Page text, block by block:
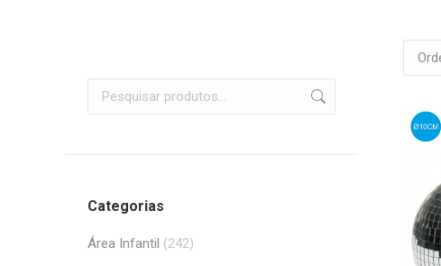
Categorias
Área Infantil (242)